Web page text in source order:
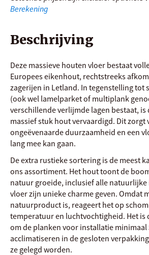
Berekening
Beschrijving
Deze massieve houten vloer bestaat
Europees eikenhout, rechtstreeks
zagerijen in Letland. In tegenstelling tot
(ook wel lamelparket of multiplank
verschillende verlijmde lagen bestaat, is
massief stuk hout vervaardigd. Dit zorgt
ongeëvenaarde duurzaamheid en een
lang mee kan gaan.
De extra rustieke sortering is de meest
ons assortiment. Het hout toont de
natuur groeide, inclusief alle
vloer zijn unieke charme geven. Omdat
natuurproduct is, reageert het op
temperatuur en luchtvochtigheid. Het is
om de planken voor installatie minimaal
acclimatiseren in de gesloten
ze gelegd worden.